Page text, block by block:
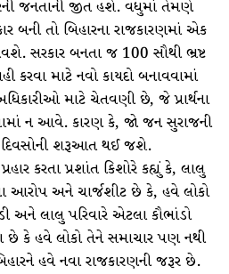
જનતાની જીત હશે. વધુમાં તેમણે
બની તો બિહારના રાજકારણમાં એક
સરકાર બનતા જ 100 સૌથી ભ્રષ્ટ
કરવા માટે નવો કાયદો બનાવવામાં
માટે ચેતવણી છે, જે પ્રાર્થના
ન આવે. કારણ કે, જો જન સુરાજની
દિવસોની શરૂઆત થઈ જશે.
કરતા પ્રશાંત કિશોરે કહ્યું કે, લાલુ
આરોપ અને ચાર્જશીટ છે કે, હવે લોકો
લાલુ પરિવારે એટલા કૌભાંડો
છે કે હવે લોકો તેને સમાચાર પણ નથી
હવે નવા રાજકારણની જરૂર છે.